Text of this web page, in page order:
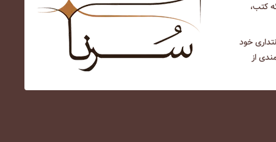
کتب،
خود
از